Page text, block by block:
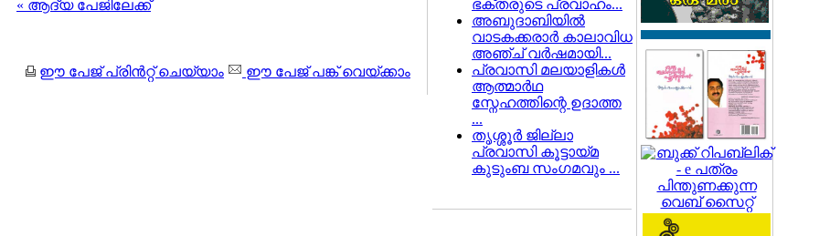
« ആദ്യ പേജിലേക്ക്
ഈ പേജ് പ്രിന്‍റ്റ് ചെയ്യാം ഈ പേജ് പങ്ക് വെയ്ക്കാം
ഭക്തരുടെ പ്രവാഹം...
അബുദാബിയില്‍
വാടകക്കരാര്‍ കാലാവിധ
അഞ്ച് വര്‍ഷമായി...
പ്രവാസി മലയാളികള്‍
ആത്മാര്‍ഥ
സ്നേഹത്തിന്റെ ഉദാത്ത
...
തൃശ്ശൂര്‍ ജില്ലാ
പ്രവാസി കൂട്ടായ്മ
കുടുംബ സംഗമവും ...